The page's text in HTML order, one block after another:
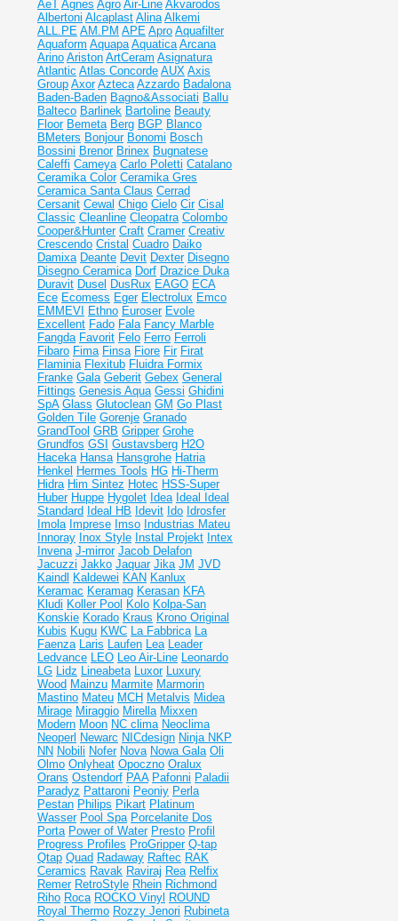
AeT Agnes Agro Air-Line Akvarodos
Albertoni Alcaplast Alina Alkemi
ALL.PE AM.PM APE Apro Aquafilter
Aquaform Aquapa Aquatica Arcana
Arino Ariston ArtCeram Asignatura
Atlantic Atlas Concorde AUX Axis
Group Axor Azteca Azzardo Badalona
Baden-Baden Bagno&Associati Ballu
Balteco Barlinek Bartoline Beauty
Floor Bemeta Berg BGP Blanco
BMeters Bonjour Bonomi Bosch
Bossini Brenor Brinex Bugnatese
Caleffi Cameya Carlo Poletti Catalano
Ceramika Color Ceramika Gres
Ceramiсa Santa Claus Cerrad
Cersanit Cewal Chigo Cielo Cir Cisal
Classic Cleanline Cleopatra Colombo
Cooper&Hunter Craft Cramer Creativ
Crescendo Cristal Cuadro Daiko
Damixa Deante Devit Dexter Disegno
Disegno Ceramica Dorf Drazice Duka
Duravit Dusel DusRux EAGO ECA
Ece Ecomess Eger Electrolux Emco
EMMEVI
Ethno Euroser Evole
Excellent Fado Fala Fancy Marble
Fangda Favorit Felo Ferro Ferroli
Fibaro Fima Finsa Fiore Fir Firat
Flaminia Flexitub Fluidra Formix
Franke Gala Geberit Gebex General
Fittings Genesis Aqua Gessi Ghidini
SpA Glass Glutoclean GM Go Plast
Golden Tile Gorenje Granado
GrandTool GRB Gripper Grohe
Grundfos GSI Gustavsberg H2O
Haceka Hansa Hansgrohe Hatria
Henkel Hermes Tools HG Hi-Therm
Hidra Him Sintez Hotec HSS-Super
Huber Huppe Hygolet Idea Ideal
Ideal
Standard Ideal НВ Idevit Ido Idrosfer
Imola Imprese Imso Industrias Mateu
Innoray Inox Style Instal Projekt Intex
Invena J-mirror Jacob Delafon
Jacuzzi Jakko Jaquar Jika JM JVD
Kaindl
Kaldewei KAN Kanlux
Keramac Keramag Kerasan KFA
Kludi Koller Pool Kolo Kolpa-San
Konskie Korado Kraus Krono Original
Kubis Kugu KWC La Fabbrica La
Faenza Laris Laufen Lea Leader
Ledvance LEO Leo Air-Line Leonardo
LG Lidz Lineabeta Luxor Luxury
Wood Mainzu Marmite Marmorin
Mastino Mateu MCH Metalvis Midea
Mirage Miraggio Mirella Mixxen
Modern Moon NC clima Neoclima
Neoperl Newarc NICdesign Ninja NKP
NN Nobili Nofer Nova Nowa Gala Oli
Olmo Onlyheat Opoczno Oralux
Orans Ostendorf PAA Pafonni Paladii
Paradyz Pattaroni Peoniy Perla
Pestan Philips Pikart Platinum
Wasser Pool Spa Porcelanite Dos
Porta Power of Water Presto Profil
Progress Profiles ProGripper Q-tap
Qtap Quad Radaway Raftec RAK
Ceramics Ravak Raviraj Rea Relfix
Remer RetroStyle Rhein Richmond
Riho Roca ROCKO Vinyl ROUND
Royal Thermo Rozzy Jenori Rubineta